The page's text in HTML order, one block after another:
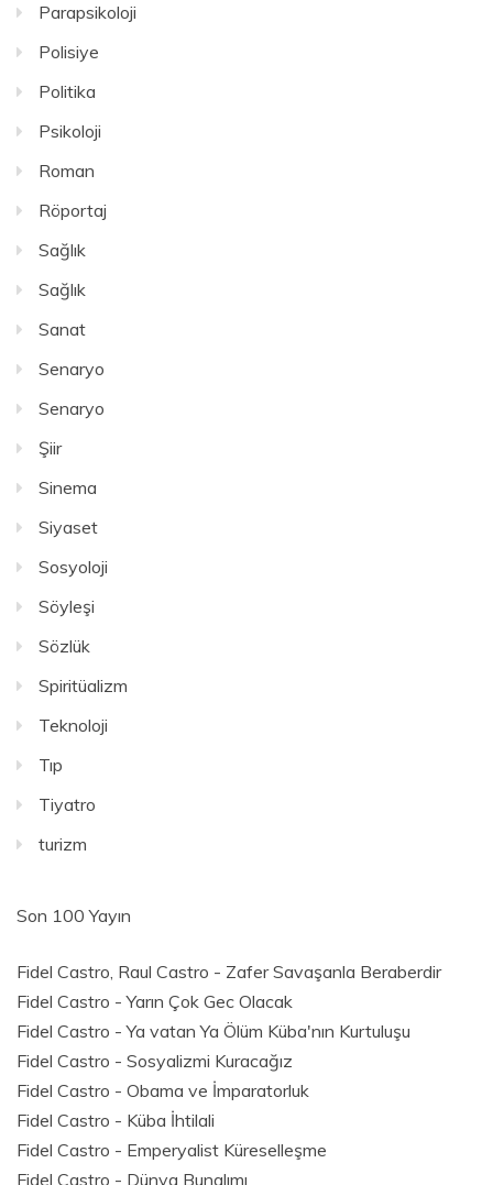
Parapsikoloji
Polisiye
Politika
Psikoloji
Roman
Röportaj
Sağlık
Sağlık
Sanat
Senaryo
Senaryo
Şiir
Sinema
Siyaset
Sosyoloji
Söyleşi
Sözlük
Spiritüalizm
Teknoloji
Tıp
Tiyatro
turizm
Son 100 Yayın
Fidel Castro, Raul Castro - Zafer Savaşanla Beraberdir
Fidel Castro - Yarın Çok Gec Olacak
Fidel Castro - Ya vatan Ya Ölüm Küba'nın Kurtuluşu
Fidel Castro - Sosyalizmi Kuracağız
Fidel Castro - Obama ve İmparatorluk
Fidel Castro - Küba İhtilali
Fidel Castro - Emperyalist Küreselleşme
Fidel Castro - Dünya Bunalımı